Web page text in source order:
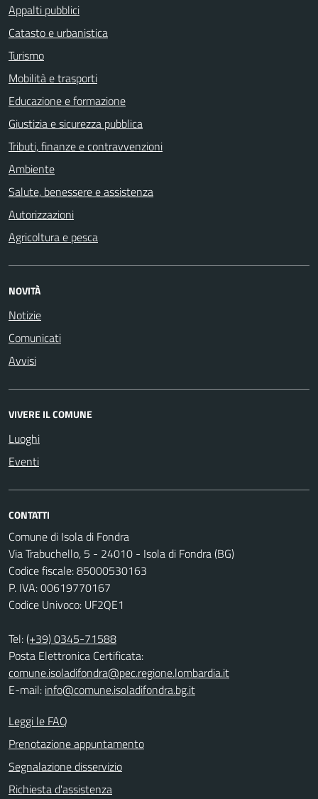
Appalti pubblici
Catasto e urbanistica
Turismo
Mobilità e trasporti
Educazione e formazione
Giustizia e sicurezza pubblica
Tributi, finanze e contravvenzioni
Ambiente
Salute, benessere e assistenza
Autorizzazioni
Agricoltura e pesca
NOVITÀ
Notizie
Comunicati
Avvisi
VIVERE IL COMUNE
Luoghi
Eventi
CONTATTI
Comune di Isola di Fondra
Via Trabuchello, 5 - 24010 - Isola di Fondra (BG)
Codice fiscale: 85000530163
P. IVA: 00619770167
Codice Univoco: UF2QE1
Tel:(+39) 0345-71588
Posta Elettronica Certificata:
comune.isoladifondra@pec.regione.lombardia.it
E-mail: info@comune.isoladifondra.bg.it
Leggi le FAQ
Prenotazione appuntamento
Segnalazione disservizio
Richiesta d'assistenza